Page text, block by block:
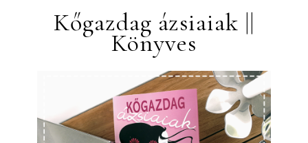
Kőgazdag ázsiaiak ||
Könyves